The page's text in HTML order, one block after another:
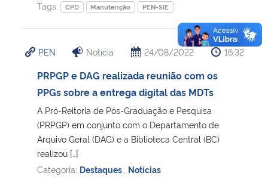
Tags: CPD Manutenção PEN-SIE
PEN Notícia 24/08/2022 16:32
PRPGP e DAG realizada reunião com os
PPGs sobre a entrega digital das MDTs
A Pró-Reitoria de Pós-Graduação e Pesquisa
(PRPGP) em conjunto com o Departamento de
Arquivo Geral (DAG) e a Biblioteca Central (BC)
realizou […]
Categoria: Destaques Notícias